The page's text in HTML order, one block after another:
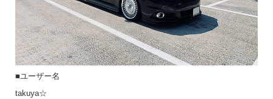
■ユーザー名
takuya☆